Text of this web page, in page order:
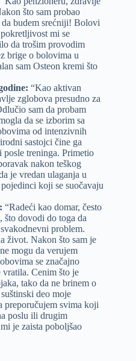
što sam probao
budem srećniji! Bolovi
mi se
da trošim provodim
brige o bolovima u
sam Osteon kremi što
“Kao aktivan
zglobova presudno za
sam da probam
da se izborim sa
od intenzivnih
sastojci čine ga
treninga. Primetio
nakon teškog
je vredan ulaganja u
koji se suočavaju
“Radeći kao domar, često
što dovodi do toga da
problem.
život. Nakon što sam je
mogu da verujem
se značajno
Cenim što je
tako da ne brinem o
deo moje
preporučujem svima koji
poslu ili drugim
je zaista poboljšao